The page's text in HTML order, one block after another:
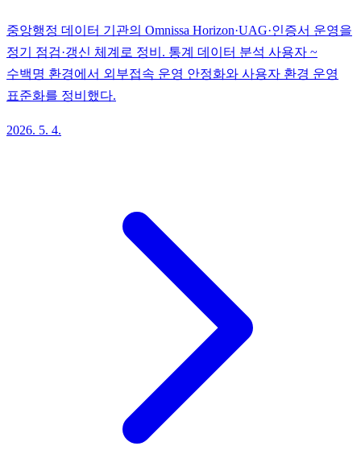
중앙행정 데이터 기관의 Omnissa Horizon·UAG·인증서 운영을
정기 점검·갱신 체계로 정비. 통계 데이터 분석 사용자 ~
수백명 환경에서 외부접속 운영 안정화와 사용자 환경 운영
표준화를 정비했다.
2026. 5. 4.